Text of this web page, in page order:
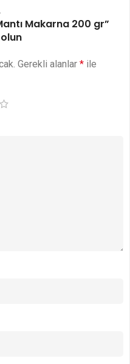
Makarna 200 gr”
Gerekli alanlar * ile